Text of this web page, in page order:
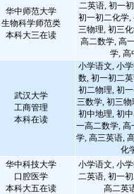
华中师范大学
生物科学师范类
本科大三在读
二英语, 初一
初一初二化学,
三物理, 初三
高二数学, 高
学, 高
武汉大学
工商管理
本科在读
小学语文, 小
数, 初一初二
初二物理, 初
三数学, 初三
初中地理, 初
一高二数学, 高
学, 高三英语,
化
华中科技大学
口腔医学
本科大五在读
小学语文, 小
二英语, 初一
高二英